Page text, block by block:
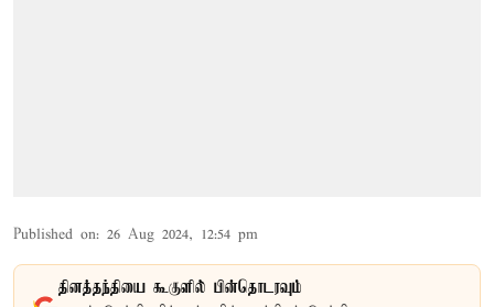
Published on: 26 Aug 2024, 12:54 pm
தினத்தந்தியை கூகுளில் பின்தொடரவும்